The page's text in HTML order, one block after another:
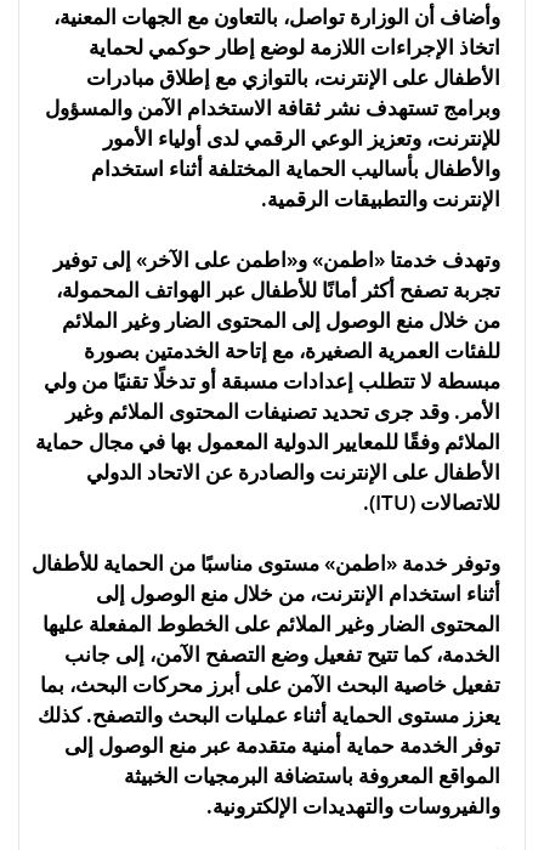
وأضاف أن الوزارة تواصل، بالتعاون مع الجهات المعنية،
اتخاذ الإجراءات اللازمة لوضع إطار حوكمي لحماية
الأطفال على الإنترنت، بالتوازي مع إطلاق مبادرات
وبرامج تستهدف نشر ثقافة الاستخدام الآمن والمسؤول
للإنترنت، وتعزيز الوعي الرقمي لدى أولياء الأمور
والأطفال بأساليب الحماية المختلفة أثناء استخدام
الإنترنت والتطبيقات الرقمية.
وتهدف خدمتا «اطمن» و«اطمن على الآخر» إلى توفير
تجربة تصفح أكثر أمانًا للأطفال عبر الهواتف المحمولة،
من خلال منع الوصول إلى المحتوى الضار وغير الملائم
للفئات العمرية الصغيرة، مع إتاحة الخدمتين بصورة
مبسطة لا تتطلب إعدادات مسبقة أو تدخلًا تقنيًا من ولي
الأمر. وقد جرى تحديد تصنيفات المحتوى الملائم وغير
الملائم وفقًا للمعايير الدولية المعمول بها في مجال حماية
الأطفال على الإنترنت والصادرة عن الاتحاد الدولي
للاتصالات (ITU).
وتوفر خدمة «اطمن» مستوى مناسبًا من الحماية للأطفال
أثناء استخدام الإنترنت، من خلال منع الوصول إلى
المحتوى الضار وغير الملائم على الخطوط المفعلة عليها
الخدمة، كما تتيح تفعيل وضع التصفح الآمن، إلى جانب
تفعيل خاصية البحث الآمن على أبرز محركات البحث، بما
يعزز مستوى الحماية أثناء عمليات البحث والتصفح. كذلك
توفر الخدمة حماية أمنية متقدمة عبر منع الوصول إلى
المواقع المعروفة باستضافة البرمجيات الخبيثة
والفيروسات والتهديدات الإلكترونية.